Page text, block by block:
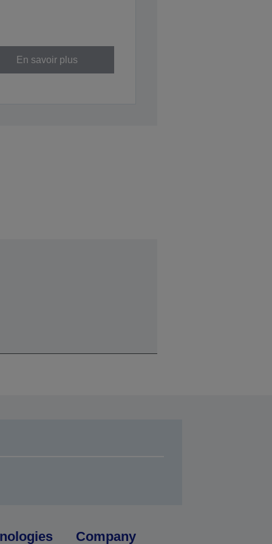
En savoir plus
Company